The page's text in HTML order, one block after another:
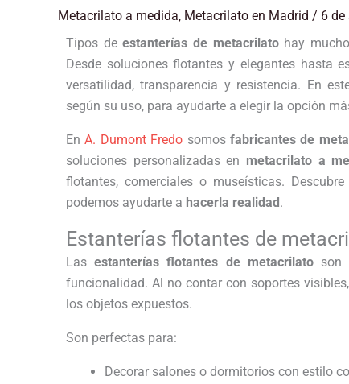
Metacrilato a medida, Metacrilato en Madrid / 6
Tipos deestanterías de metacrilato hay
Desde soluciones flotantes y elegantes hasta
versatilidad, transparencia y resistencia. En
según su uso, para ayudarte a elegir la opción
EnA. Dumont Fredo somos fabricantes de
soluciones personalizadas en metacrilato a
flotantes, comerciales o museísticas.
podemos ayudarte a hacerla realidad .
Estanterías flotantes de
Lasestanterías flotantes de metacrilatoson
funcionalidad. Al no contar con soportes
los objetos expuestos.
Son perfectas para:
Decorar salones o dormitorios con estilo